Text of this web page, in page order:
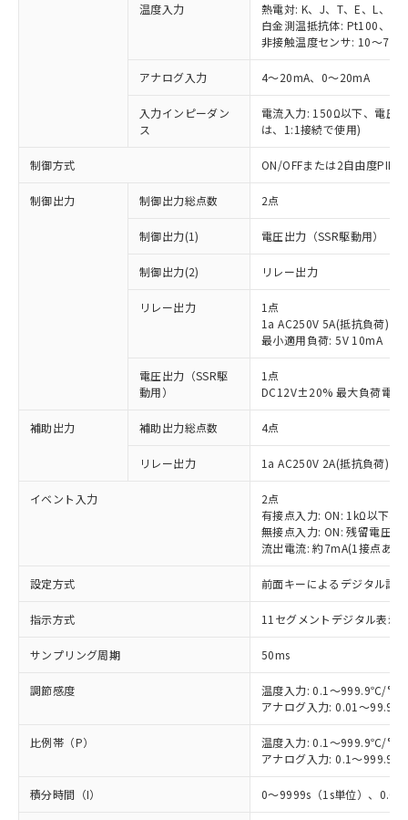
温度入力
熱電対: K、J、T、E、L、U
白金測温抵抗体: Pt100、
非接触温度センサ: 10～
アナログ入力 4～20mA、0～20mA
入力インピーダン
ス
電流入力: 150Ω以下、電圧
は、1:1接続で使用)
制御方式 ON/OFFまたは2自由度PID
制御出力 制御出力総点数 2点
制御出力(1) 電圧出力（SSR駆動用）
制御出力(2) リレー出力
リレー出力
1点
1a AC250V 5A(抵抗負荷)
最小適用負荷: 5V 10mA
電圧出力（SSR駆
動用）
1点
DC12V±20% 最大負荷電流
補助出力 補助出力総点数 4点
リレー出力 1a AC250V 2A(抵抗負荷)
イベント入力
2点
有接点入力: ON: 1kΩ以下、
無接点入力: ON: 残留電圧
流出電流: 約7mA(1接点あた
設定方式 前面キーによるデジタル設定
指示方式 11セグメントデジタル表示
サンプリング周期 50ms
調節感度
温度入力: 0.1～999.9℃/°F
アナログ入力: 0.01～
比例帯（P）
温度入力: 0.1～999.9℃/°F
アナログ入力: 0.1～
積分時間（I） 0～9999s（1s単位）、0.0